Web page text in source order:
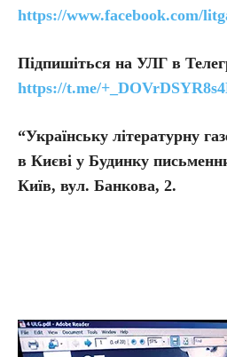
https://www.facebook.com/
Підпишіться на УЛГ в
https://t.me/
“Українську літературну
в Києві у Будинку
Київ, вул. Банкова, 2.